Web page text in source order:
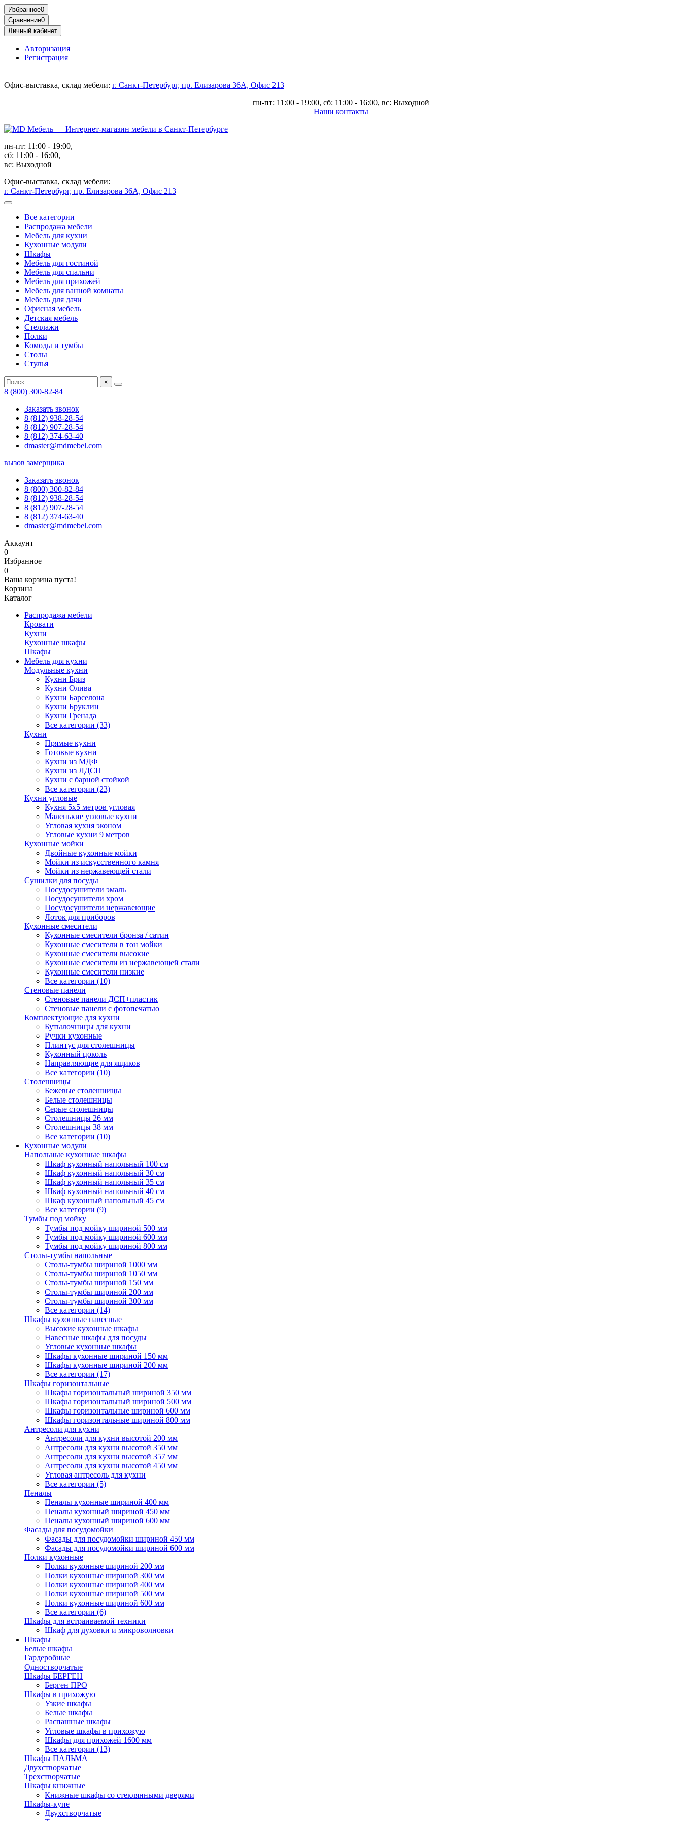
Избранное0
Сравнение0
Личный кабинет
Авторизация
Регистрация
Офис-выставка, склад мебели: г. Санкт-Петербург, пр. Елизарова 36А, Офис 213
пн-пт: 11:00 - 19:00, сб: 11:00 - 16:00, вс: Выходной
Наши контакты
пн-пт: 11:00 - 19:00,
сб: 11:00 - 16:00,
вс: Выходной
Офис-выставка, склад мебели:
г. Санкт-Петербург, пр. Елизарова 36А, Офис 213
Все категории
Распродажа мебели
Мебель для кухни
Кухонные модули
Шкафы
Мебель для гостиной
Мебель для спальни
Мебель для прихожей
Мебель для ванной комнаты
Мебель для дачи
Офисная мебель
Детская мебель
Стеллажи
Полки
Комоды и тумбы
Столы
Стулья
×
8 (800) 300-82-84
Заказать звонок
8 (812) 938-28-54
8 (812) 907-28-54
8 (812) 374-63-40
dmaster@mdmebel.com
вызов замерщика
Заказать звонок
8 (800) 300-82-84
8 (812) 938-28-54
8 (812) 907-28-54
8 (812) 374-63-40
dmaster@mdmebel.com
Аккаунт
0
Избранное
0
Ваша корзина пуста!
Корзина
Каталог
Распродажа мебели
Кровати
Кухни
Кухонные шкафы
Шкафы
Мебель для кухни
Модульные кухни
Кухни Бриз
Кухни Олива
Кухни Барселона
Кухни Бруклин
Кухни Гренада
Все категории (33)
Кухни
Прямые кухни
Готовые кухни
Кухни из МДФ
Кухни из ЛДСП
Кухни с барной стойкой
Все категории (23)
Кухни угловые
Кухня 5х5 метров угловая
Маленькие угловые кухни
Угловая кухня эконом
Угловые кухни 9 метров
Кухонные мойки
Двойные кухонные мойки
Мойки из искусственного камня
Мойки из нержавеющей стали
Сушилки для посуды
Посудосушители эмаль
Посудосушители хром
Посудосушители нержавеющие
Лоток для приборов
Кухонные смесители
Кухонные смесители бронза / сатин
Кухонные смесители в тон мойки
Кухонные смесители высокие
Кухонные смесители из нержавеющей стали
Кухонные смесители низкие
Все категории (10)
Стеновые панели
Стеновые панели ДСП+пластик
Стеновые панели с фотопечатью
Комплектующие для кухни
Бутылочницы для кухни
Ручки кухонные
Плинтус для столешницы
Кухонный цоколь
Направляющие для ящиков
Все категории (10)
Столешницы
Бежевые столешницы
Белые столешницы
Серые столешницы
Столешницы 26 мм
Столешницы 38 мм
Все категории (10)
Кухонные модули
Напольные кухонные шкафы
Шкаф кухонный напольный 100 см
Шкаф кухонный напольный 30 см
Шкаф кухонный напольный 35 см
Шкаф кухонный напольный 40 см
Шкаф кухонный напольный 45 см
Все категории (9)
Тумбы под мойку
Тумбы под мойку шириной 500 мм
Тумбы под мойку шириной 600 мм
Тумбы под мойку шириной 800 мм
Столы-тумбы напольные
Столы-тумбы шириной 1000 мм
Столы-тумбы шириной 1050 мм
Столы-тумбы шириной 150 мм
Столы-тумбы шириной 200 мм
Столы-тумбы шириной 300 мм
Все категории (14)
Шкафы кухонные навесные
Высокие кухонные шкафы
Навесные шкафы для посуды
Угловые кухонные шкафы
Шкафы кухонные шириной 150 мм
Шкафы кухонные шириной 200 мм
Все категории (17)
Шкафы горизонтальные
Шкафы горизонтальный шириной 350 мм
Шкафы горизонтальный шириной 500 мм
Шкафы горизонтальные шириной 600 мм
Шкафы горизонтальные шириной 800 мм
Антресоли для кухни
Антресоли для кухни высотой 200 мм
Антресоли для кухни высотой 350 мм
Антресоли для кухни высотой 357 мм
Антресоли для кухни высотой 450 мм
Угловая антресоль для кухни
Все категории (5)
Пеналы
Пеналы кухонные шириной 400 мм
Пеналы кухонный шириной 450 мм
Пеналы кухонный шириной 600 мм
Фасады для посудомойки
Фасады для посудомойки шириной 450 мм
Фасады для посудомойки шириной 600 мм
Полки кухонные
Полки кухонные шириной 200 мм
Полки кухонные шириной 300 мм
Полки кухонные шириной 400 мм
Полки кухонные шириной 500 мм
Полки кухонные шириной 600 мм
Все категории (6)
Шкафы для встраиваемой техники
Шкаф для духовки и микроволновки
Шкафы
Белые шкафы
Гардеробные
Одностворчатые
Шкафы БЕРГЕН
Берген ПРО
Шкафы в прихожую
Узкие шкафы
Белые шкафы
Распашные шкафы
Угловые шкафы в прихожую
Шкафы для прихожей 1600 мм
Все категории (13)
Шкафы ПАЛЬМА
Двухстворчатые
Трехстворчатые
Шкафы книжные
Книжные шкафы со стеклянными дверями
Шкафы-купе
Двухстворчатые